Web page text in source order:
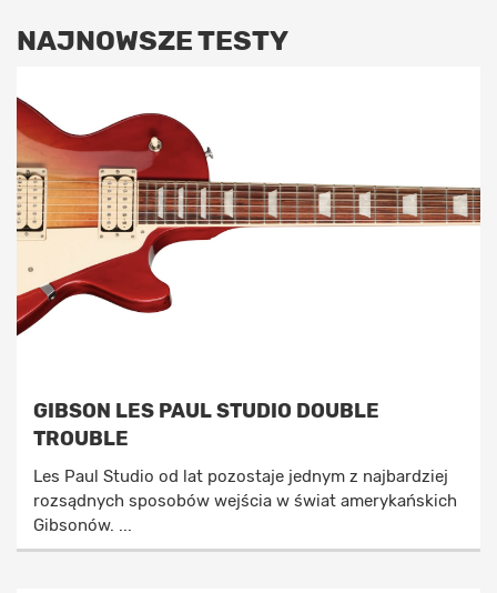
NAJNOWSZE TESTY
GIBSON LES PAUL STUDIO DOUBLE
TROUBLE
Les Paul Studio od lat pozostaje jednym z najbardziej
rozsądnych sposobów wejścia w świat amerykańskich
Gibsonów. ...